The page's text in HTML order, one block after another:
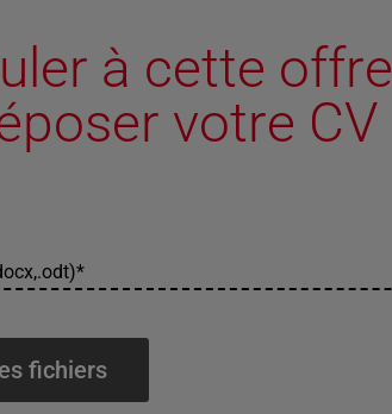
à cette offre
votre CV
*
fichiers